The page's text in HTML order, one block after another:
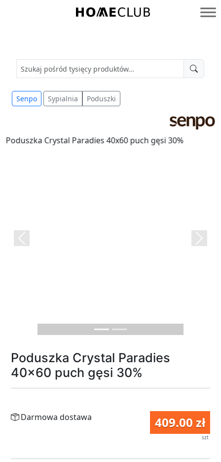
Homeclub
Senpo Sypialnia Poduszki
Previous Next
Poduszka Crystal Paradies
40x60 puch gęsi 30%
409.00 zł
szt
Darmowa dostawa